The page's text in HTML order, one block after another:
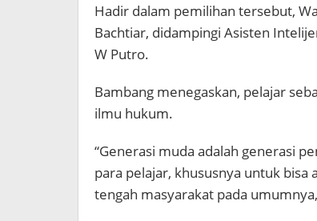
Hadir dalam pemilihan tersebut,
Bachtiar, didampingi Asisten
W Putro.
Bambang menegaskan, pelajar
ilmu hukum.
“Generasi muda adalah generasi
para pelajar, khususnya untuk bisa
tengah masyarakat pada